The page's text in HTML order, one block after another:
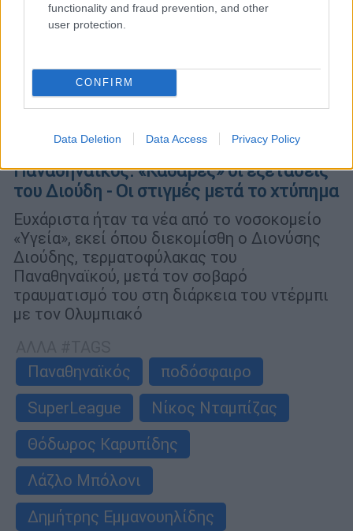
functionality and fraud prevention, and other
user protection.
CONFIRM
Data Deletion Data Access Privacy Policy
12.11.2018 00:05
Παναθηναϊκός: «Καθαρές» οι εξετάσεις
του Διούδη - Οι στιγμές μετά το χτύπημα
Ευχάριστα ήταν τα νέα από το νοσοκομείο
«Υγεία», εκεί όπου διεκομίσθη ο Διονύσης
Διούδης, τερματοφύλακας του
Παναθηναϊκού, μετά τον σοβαρό
τραυματισμό του στη διάρκεια του ντέρμπι
με τον Ολυμπιακό
Παναθηναϊκός
ποδόσφαιρο
SuperLeague
Νίκος Νταμπίζας
Θόδωρος Καρυπίδης
Λάζλο Μπόλονι
Δημήτρης Εμμανουηλίδης